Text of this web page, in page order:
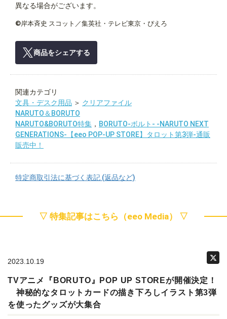
異なる場合がございます。
©岸本斉史 スコット／集英社・テレビ東京・ぴえろ
商品をシェアする
関連カテゴリ
文具・デスク用品 ＞ クリアファイル
NARUTO＆BORUTO
NARUTO&BORUTO特集 ， BORUTO-ボルト- -NARUTO NEXT
GENERATIONS-【eeo POP-UP STORE】タロット第3弾-通販
販売中！
特定商取引法に基づく表記 (返品など)
▽ 特集記事はこちら（eeo Media） ▽